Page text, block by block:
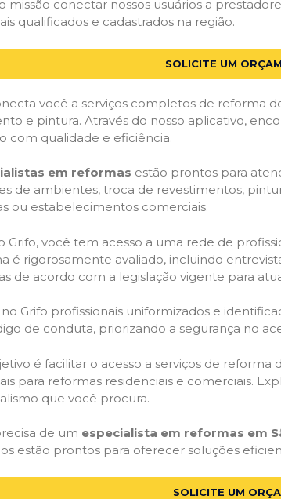
missão conectar nossos usuários a
qualificados e cadastrados na região.
SOLICITE UM
você a serviços completos de reforma
e pintura. Através do nosso aplicativo,
com qualidade e eficiência.
em reformas estão prontos para
de ambientes, troca de revestimentos,
ou estabelecimentos comerciais.
Grifo, você tem acesso a uma rede de
é rigorosamente avaliado, incluindo
de acordo com a legislação vigente para
Grifo profissionais uniformizados e
de conduta, priorizando a segurança no
é facilitar o acesso a serviços de
para reformas residenciais e comerciais.
que você procura.
de um especialista em reformas em
estão prontos para oferecer soluções
SOLICITE UM